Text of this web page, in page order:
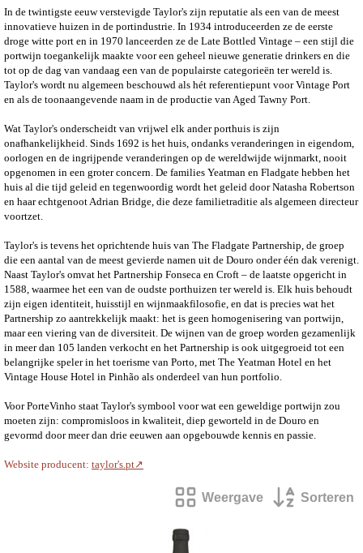
In de twintigste eeuw verstevigde Taylor's zijn reputatie als een van de meest
innovatieve huizen in de portindustrie. In 1934 introduceerden ze de eerste
droge witte port en in 1970 lanceerden ze de Late Bottled Vintage – een stijl die
portwijn toegankelijk maakte voor een geheel nieuwe generatie drinkers en die
tot op de dag van vandaag een van de populairste categorieën ter wereld is.
Taylor's wordt nu algemeen beschouwd als hét referentiepunt voor Vintage Port
en als de toonaangevende naam in de productie van Aged Tawny Port.
Wat Taylor's onderscheidt van vrijwel elk ander porthuis is zijn
onafhankelijkheid. Sinds 1692 is het huis, ondanks veranderingen in eigendom,
oorlogen en de ingrijpende veranderingen op de wereldwijde wijnmarkt, nooit
opgenomen in een groter concern. De families Yeatman en Fladgate hebben het
huis al die tijd geleid en tegenwoordig wordt het geleid door Natasha Robertson
en haar echtgenoot Adrian Bridge, die deze familietraditie als algemeen directeur
voortzet.
Taylor's is tevens het oprichtende huis van The Fladgate Partnership, de groep
die een aantal van de meest gevierde namen uit de Douro onder één dak verenigt.
Naast Taylor's omvat het Partnership Fonseca en Croft – de laatste opgericht in
1588, waarmee het een van de oudste porthuizen ter wereld is. Elk huis behoudt
zijn eigen identiteit, huisstijl en wijnmaakfilosofie, en dat is precies wat het
Partnership zo aantrekkelijk maakt: het is geen homogenisering van portwijn,
maar een viering van de diversiteit. De wijnen van de groep worden gezamenlijk
in meer dan 105 landen verkocht en het Partnership is ook uitgegroeid tot een
belangrijke speler in het toerisme van Porto, met The Yeatman Hotel en het
Vintage House Hotel in Pinhão als onderdeel van hun portfolio.
Voor PorteVinho staat Taylor's symbool voor wat een geweldige portwijn zou
moeten zijn: compromisloos in kwaliteit, diep geworteld in de Douro en
gevormd door meer dan drie eeuwen aan opgebouwde kennis en passie.
Website producent: taylor's.pt↗
Weergave Sorteren